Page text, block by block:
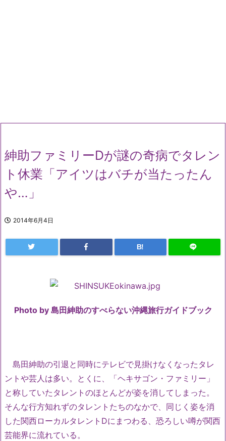
紳助ファミリーDが謎の奇病でタレン
ト休業「アイツはバチが当たったん
や…」
2014年6月4日
B!
Photo by 島田紳助のすべらない沖縄旅行ガイドブック
島田紳助の引退と同時にテレビで見掛けなくなったタレ
ントや芸人は多い。とくに、「ヘキサゴン・ファミリー」
と称していたタレントのほとんどが姿を消してしまった。
そんな行方知れずのタレントたちのなかで、同じく姿を消
した関西ローカルタレントDにまつわる、恐ろしい噂が関西
芸能界に流れている。